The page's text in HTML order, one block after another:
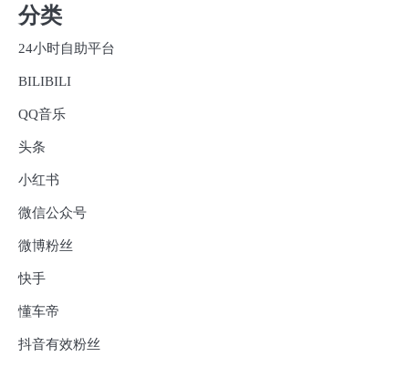
分类
24小时自助平台
BILIBILI
QQ音乐
头条
小红书
微信公众号
微博粉丝
快手
懂车帝
抖音有效粉丝